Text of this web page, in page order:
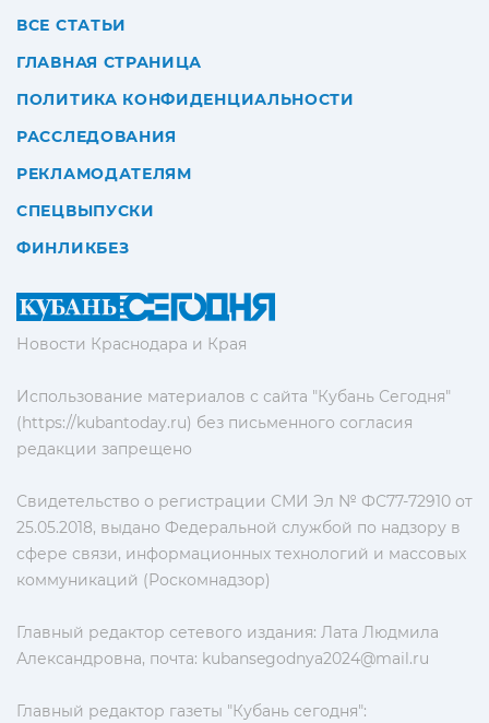
Новости Краснодара и Края
Использование материалов с сайта "Кубань Сегодня"
(https://kubantoday.ru) без письменного согласия
редакции запрещено
Свидетельство о регистрации СМИ Эл № ФС77-72910 от
25.05.2018, выдано Федеральной службой по надзору в
сфере связи, информационных технологий и массовых
коммуникаций (Роскомнадзор)
Главный редактор сетевого издания: Лата Людмила
Александровна, почта: kubansegodnya2024@mail.ru
Главный редактор газеты "Кубань сегодня":
ВСЕ СТАТЬИ
ГЛАВНАЯ СТРАНИЦА
ПОЛИТИКА КОНФИДЕНЦИАЛЬНОСТИ
РАССЛЕДОВАНИЯ
РЕКЛАМОДАТЕЛЯМ
СПЕЦВЫПУСКИ
ФИНЛИКБЕЗ